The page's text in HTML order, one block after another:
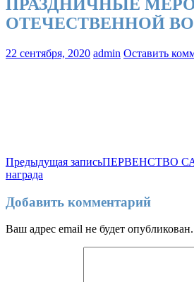
ПРАЗДНИЧНЫЕ
ОТЕЧЕСТВЕННОЙ
22 сентября, 2020 admin Оставить
Навигация
по
записям
Предыдущая записьПЕРВЕНСТВО
награда
Добавить комментарий
Ваш адрес email не будет опубликован.